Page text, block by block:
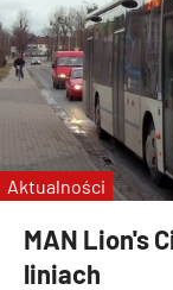
MAN Lion's
liniach
Aktualności